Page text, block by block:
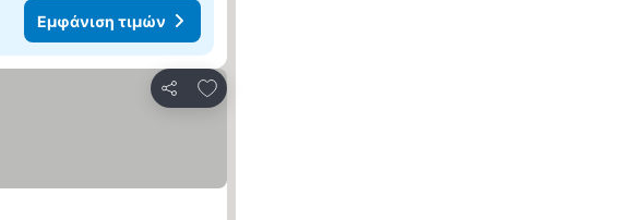
Εμφάνιση τιμών
Κοινοποίηση
Προσθήκη στα αγαπημένα